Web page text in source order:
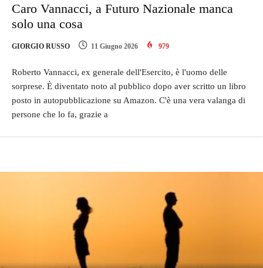
Caro Vannacci, a Futuro Nazionale manca
solo una cosa
GIORGIO RUSSO 11 Giugno 2026 979
Roberto Vannacci, ex generale dell'Esercito, è l'uomo delle
sorprese. È diventato noto al pubblico dopo aver scritto un libro
posto in autopubblicazione su Amazon. C'è una vera valanga di
persone che lo fa, grazie a